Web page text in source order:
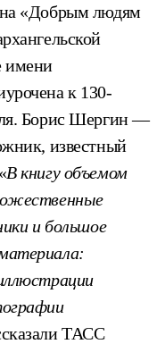
«Добрым людям
имени
к 130-
Борис Шергин —
известный
В книгу объемом
и большое
ТАСС